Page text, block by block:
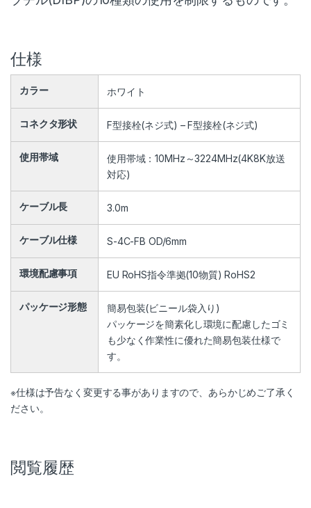
仕様
カラー ホワイト
コネクタ形状 F型接栓(ネジ式) – F型接栓(ネジ式)
使用帯域
使用帯域：10MHz～3224MHz(4K8K放送
対応)
ケーブル長 3.0m
ケーブル仕様 S-4C-FB OD/6mm
環境配慮事項 EU RoHS指令準拠(10物質) RoHS2
パッケージ形態
簡易包装(ビニール袋入り)
パッケージを簡素化し環境に配慮したゴミ
も少なく作業性に優れた簡易包装仕様で
す。
※仕様は予告なく変更する事がありますので、あらかじめご了承く
ださい。
閲覧履歴